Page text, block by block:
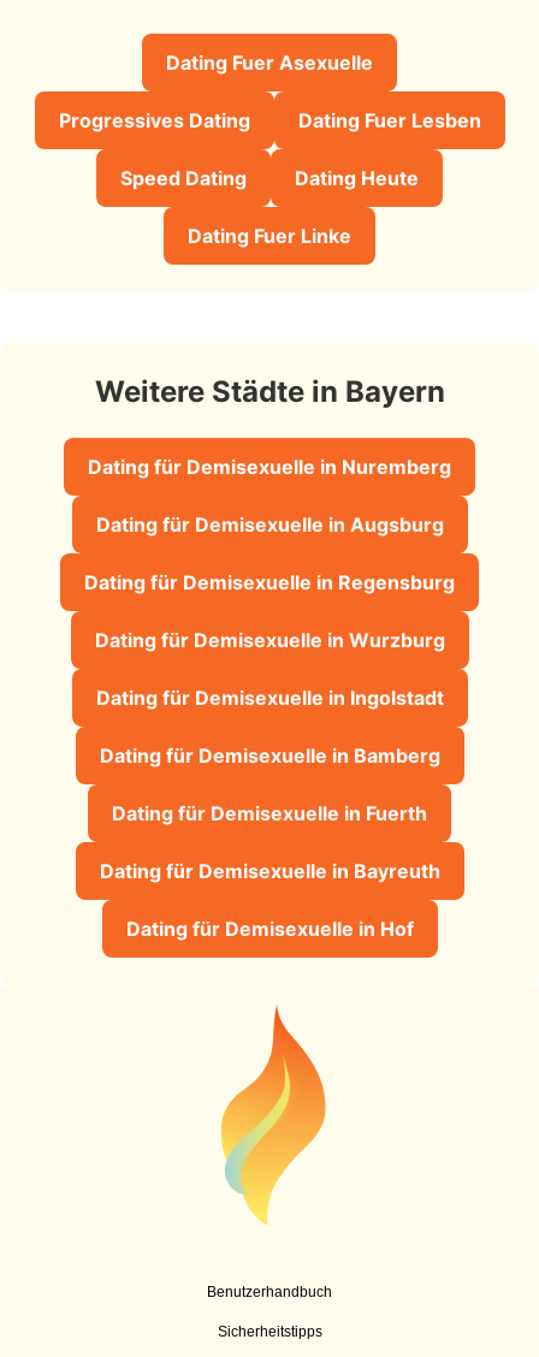
Dating Fuer Asexuelle
Progressives Dating Dating Fuer Lesben
Speed Dating Dating Heute
Dating Fuer Linke
Weitere Städte in Bayern
Dating für Demisexuelle in Nuremberg
Dating für Demisexuelle in Augsburg
Dating für Demisexuelle in Regensburg
Dating für Demisexuelle in Wurzburg
Dating für Demisexuelle in Ingolstadt
Dating für Demisexuelle in Bamberg
Dating für Demisexuelle in Fuerth
Dating für Demisexuelle in Bayreuth
Dating für Demisexuelle in Hof
Benutzerhandbuch
Sicherheitstipps